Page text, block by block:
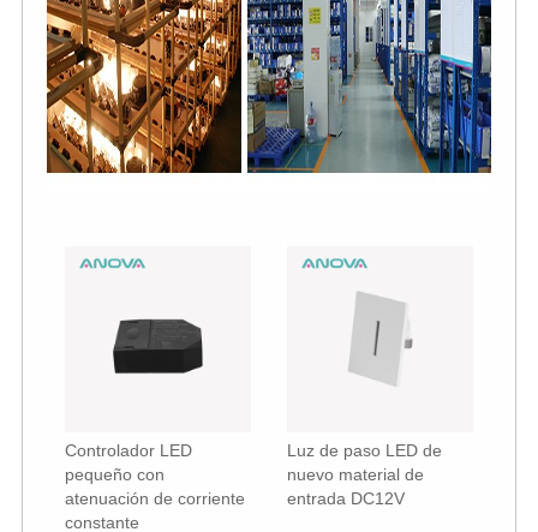
Controlador LED
pequeño con
atenuación de corriente
constante
Luz de paso LED de
nuevo material de
entrada DC12V